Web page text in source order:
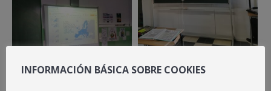
INFORMACIÓN BÁSICA SOBRE COOKIES